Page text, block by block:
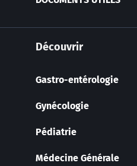
Découvrir
Gastro-entérologie
Gynécologie
Pédiatrie
Médecine Générale